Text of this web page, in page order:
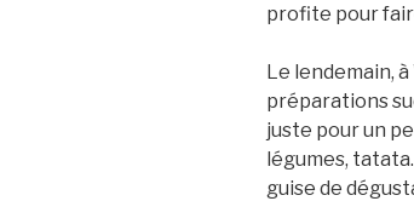
profite pour
Le lendemain,
préparations
juste pour un
légumes,
guise de